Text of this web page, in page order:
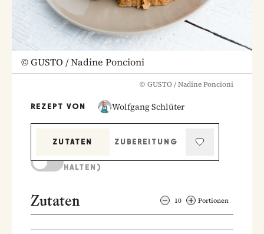
©GUSTO / Nadine Poncioni
© GUSTO / Nadine Poncioni
REZEPT VON Wolfgang Schlüter
ZUTATEN
ZUBEREITUNG
HALTEN)
Zutaten 10 Portionen